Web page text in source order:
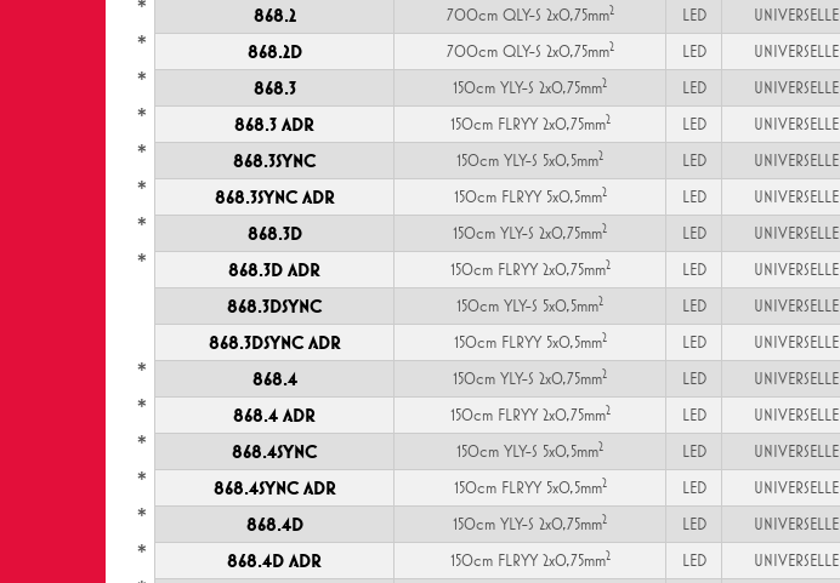
868.2
* 700cm QLY-S 2x0,75mm2 LED UNIVERSELLE
868.2D
* 700cm QLY-S 2x0,75mm2 LED UNIVERSELLE
868.3
* 150cm YLY-S 2x0,75mm2 LED UNIVERSELLE
868.3 ADR
* 150cm FLRYY 2x0,75mm2 LED UNIVERSELLE
868.3SYNC
* 150cm YLY-S 5x0,5mm2 LED UNIVERSELLE
868.3SYNC ADR
* 150cm FLRYY 5x0,5mm2 LED UNIVERSELLE
868.3D
* 150cm YLY-S 2x0,75mm2 LED UNIVERSELLE
868.3D ADR
* 150cm FLRYY 2x0,75mm2 LED UNIVERSELLE
868.3DSYNC 150cm YLY-S 5x0,5mm2 LED UNIVERSELLE
868.3DSYNC ADR 150cm FLRYY 5x0,5mm2 LED UNIVERSELLE
868.4
* 150cm YLY-S 2x0,75mm2 LED UNIVERSELLE
868.4 ADR
* 150cm FLRYY 2x0,75mm2 LED UNIVERSELLE
868.4SYNC
* 150cm YLY-S 5x0,5mm2 LED UNIVERSELLE
868.4SYNC ADR
* 150cm FLRYY 5x0,5mm2 LED UNIVERSELLE
868.4D
* 150cm YLY-S 2x0,75mm2 LED UNIVERSELLE
868.4D ADR
* 150cm FLRYY 2x0,75mm2 LED UNIVERSELLE